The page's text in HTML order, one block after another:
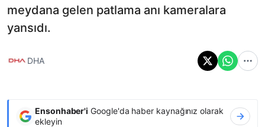
meydana gelen patlama anı kameralara
yansıdı.
DHA
Ensonhaber'i Google'da haber kaynağınız olarak
ekleyin